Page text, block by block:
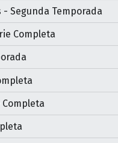
- Segunda Temporada
Completa